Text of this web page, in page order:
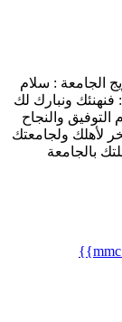
الجامعة : سلام
فنهنئك ونبارك لك
والنجاح
لأهلك ولجامعتك
بالجامعة